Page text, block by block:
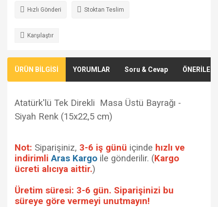
Hızlı Gönderi Stoktan Teslim
Karşılaştır
ÜRÜN BİLGİSİ YORUMLAR Soru & Cevap
Atatürk'lü Tek Direkli Masa Üstü Bayrağı -
Siyah Renk (15x22,5 cm)
Not: Siparişiniz, 3-6 iş günü içinde hızlı ve
indirimliAras Kargo ile gönderilir. (Kargo
ücreti alıcıya aittir.)
Üretim süresi: 3-6 gün. Siparişinizi bu
süreye göre vermeyi unutmayın!